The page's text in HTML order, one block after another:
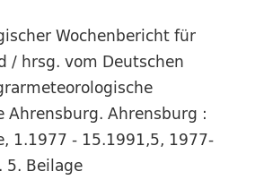
Wochenbericht für
/ hrsg. vom Deutschen
Ahrensburg. Ahrensburg :
1.1977 - 15.1991,5, 1977-
Beilage